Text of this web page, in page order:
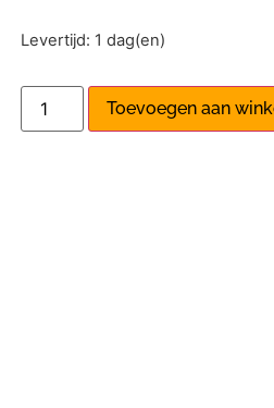
Levertijd: 1 dag(en)
Toevoegen aan